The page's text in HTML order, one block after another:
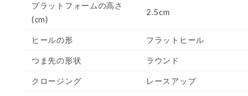
プラットフォームの高さ
(cm)
2.5cm
ヒールの形 フラットヒール
つま先の形状 ラウンド
クロージング レースアップ